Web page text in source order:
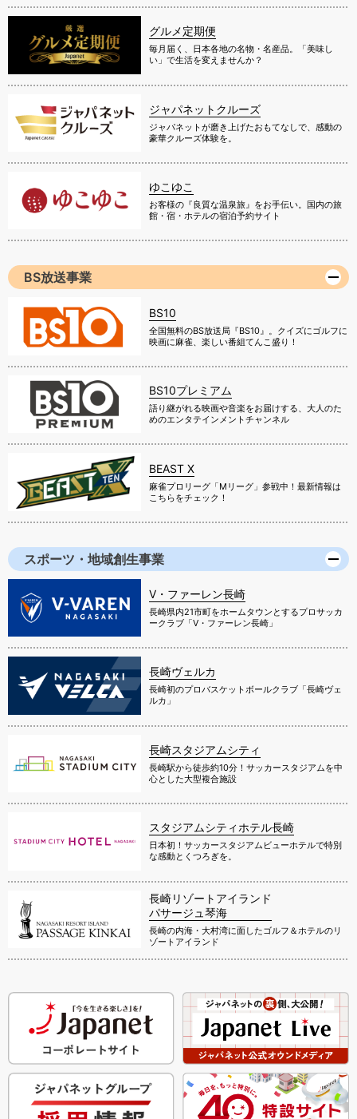
グルメ定期便
毎月届く、日本各地の名物・名産品。「美味し
い」で生活を変えませんか？
ジャパネットクルーズ
ジャパネットが磨き上げたおもてなしで、感動の
豪華クルーズ体験を。
ゆこゆこ
お客様の『良質な温泉旅』をお手伝い。国内の旅
館・宿・ホテルの宿泊予約サイト
BS放送事業
BS10
全国無料のBS放送局『BS10』。クイズにゴルフに
映画に麻雀、楽しい番組てんこ盛り！
BS10プレミアム
語り継がれる映画や音楽をお届けする、大人のた
めのエンタテインメントチャンネル
BEAST X
麻雀プロリーグ「Mリーグ」参戦中！最新情報は
こちらをチェック！
スポーツ・地域創生事業
V・ファーレン長崎
長崎県内21市町をホームタウンとするプロサッカ
ークラブ「V・ファーレン長崎」
長崎ヴェルカ
長崎初のプロバスケットボールクラブ「長崎ヴェ
ルカ」
長崎スタジアムシティ
長崎駅から徒歩約10分！サッカースタジアムを中
心とした大型複合施設
スタジアムシティホテル長崎
日本初！サッカースタジアムビューホテルで特別
な感動とくつろぎを。
長崎リゾートアイランド
パサージュ琴海
長崎の内海・大村湾に面したゴルフ＆ホテルのリ
ゾートアイランド